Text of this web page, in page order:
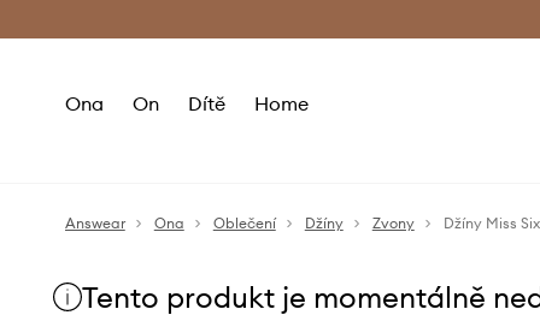
Doručení a
Ona On Dítě Home
Answear Ona Oblečení Džíny Zvony Džíny Miss
Tento produkt je momentálně